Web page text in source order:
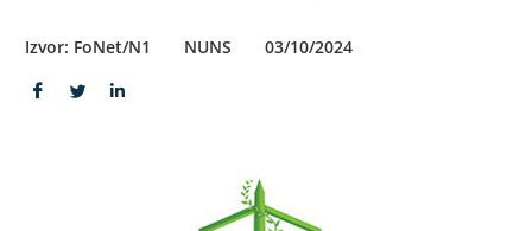
Izvor: FoNet/N1 NUNS 03/10/2024